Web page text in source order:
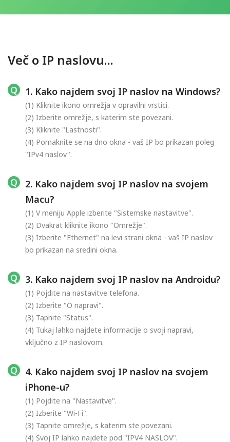
Več o IP naslovu...
1. Kako najdem svoj IP naslov na Windows?
(1) Kliknite ikono omrežja v opravilni vrstici.
(2) Izberite omrežje, s katerim ste povezani.
(3) Kliknite "Lastnosti".
(4) Pomaknite se na dno okna - vaš IP bo prikazan poleg
"IPv4 naslov".
2. Kako najdem svoj IP naslov na svojem
Macu?
(1) V meniju Apple izberite "Sistemske nastavitve".
(2) Dvakrat kliknite ikono "Omrežje".
(3) Izberite "Ethernet" na levi strani okna - vaš IP naslov
bo prikazan na sredini okna.
3. Kako najdem svoj IP naslov na Androidu?
(1) Pojdite na nastavitve telefona.
(2) Izberite "O napravi".
(3) Tapnite "Status".
(4) Tukaj lahko najdete informacije o svoji napravi,
vključno z IP naslovom.
4. Kako najdem svoj IP naslov na svojem
iPhone-u?
(1) Pojdite na "Nastavitve".
(2) Izberite "Wi-Fi".
(3) Tapnite omrežje, s katerim ste povezani.
(4) Svoj IP lahko najdete pod "IPV4 NASLOV".